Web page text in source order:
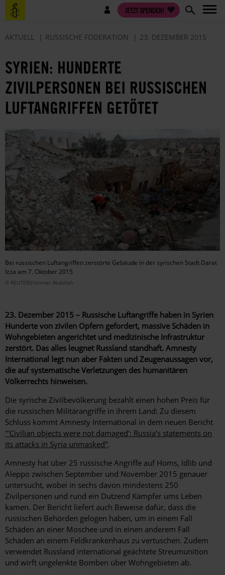
Direkt
zum
Benutzermenü JETZT SPENDEN!
AKTUELL RUSSISCHE FÖDERATION 23. DEZEMBER 2015
SYRIEN: HUNDERTE
ZIVILPERSONEN BEI RUSSISCHEN
LUFTANGRIFFEN GETÖTET
Bei russischen Luftangriffen zerstörte Gebäude in der syrischen Stadt Darat
Izza am 7. Oktober 2015
© REUTERS/Ammar Abdullah
23. Dezember 2015 – Russische Luftangriffe haben in Syrien
Hunderte von zivilen Opfern gefordert, massive Schäden in
Wohngebieten angerichtet und medizinische Infrastruktur
zerstört. Das alles leugnet Russland standhaft. Amnesty
International legt nun aber Fakten und Zeugenaussagen vor,
die auf systematische Verletzungen des humanitären
Völkerrechts hinweisen.
Die syrische Zivilbevölkerung bezahlt einen hohen Preis für
die russischen Militärangriffe in ihrem Land: Zu diesem
Schluss kommt Amnesty International in dem neuen Bericht
"'Civilian objects were not damaged': Russia’s statements on
its attacks in Syria unmasked".
Amnesty hat über 25 russische Angriffe auf Homs, Idlib und
Aleppo zwischen September und November 2015 genauer
untersucht, wobei in sechs davon mindestens 250
Zivilpersonen und rund ein Dutzend Kämpfer ums Leben
kamen. Der Bericht liefert auch Beweise dafür, dass die
russischen Behörden gelogen haben, um in einem Fall
Schäden an einer Moschee und in einen anderem Fall
Schäden an einem Feldkrankenhaus zu vertuschen. Zudem
verwendet Russland international geächtete Streumunition
und wirft ungelenkte Bomben über Wohngebieten ab.